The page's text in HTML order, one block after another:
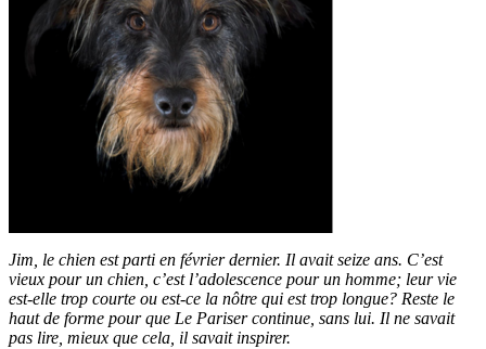
Jim, le chien est parti en février dernier. Il avait seize ans. C’est
vieux pour un chien, c’est l’adolescence pour un homme; leur vie
est-elle trop courte ou est-ce la nôtre qui est trop longue? Reste le
haut de forme pour que Le Pariser continue, sans lui. Il ne savait
pas lire, mieux que cela, il savait inspirer.